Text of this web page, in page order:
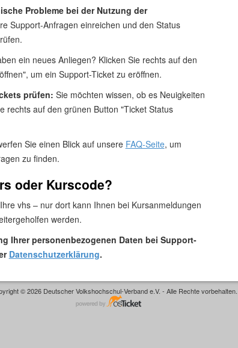
Probleme bei der Nutzung der
Support-Anfragen einreichen und den Status
ein neues Anliegen? Klicken Sie rechts auf den
um ein Support-Ticket zu eröffnen.
prüfen: Sie möchten wissen, ob es Neuigkeiten
rechts auf den grünen Button "Ticket Status
Sie einen Blick auf unsere FAQ-Seite, um
zu finden.
oder Kurscode?
vhs – nur dort kann Ihnen bei Kursanmeldungen
werden.
Ihrer personenbezogenen Daten bei Support-
Datenschutzerklärung.
© 2026 Deutscher Volkshochschul-Verband e.V. - Alle Rechte vorbehalten.